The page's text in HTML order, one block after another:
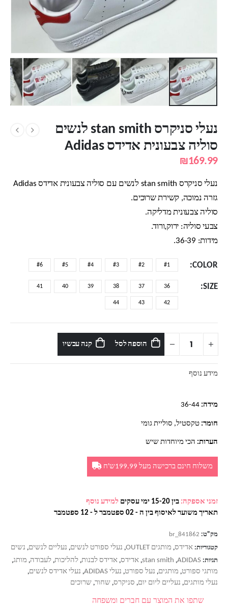
נעלי סניקרס stan smith לנשים
סוליה צבעונית אדידס Adidas
₪169.99
נעלי סניקרס stan smith לנשים עם סוליה צבעונית אדידס Adidas
גזרה נמוכה, קשירת שרוכים.
סוליה צבעונית מדליקה.
צבעי סוליה: ירוק,ורוד.
מידות: 36-39.
COLOR
#1
#2
#3
#4
#5
#6
SIZE
36
37
38
39
40
41
42
43
44
הוספה לסל קנה עכשיו
מידע נוסף
מידה: 36-44
חומר: טקסטיל, סוליית גומי
הערות: הכי מיוחדות שיש
משלוח חינם ברכישה מעל 199.99ש'ח
זמני אספקה: בין 15-20 ימי עסקים
למידע נוסף
תאריך משוער לאיסוף בין ה - 02 ספטמבר ל - 12 ספטמבר
מק"ט: br_841862
קטגוריות: אדידס, מותגים OUTLET , נעלי ספורט לנשים, נעליים לנשים, נשים
תגיות: ADIDAS
,
stan smith
, אדידס, אדידס לבנות, להליכות, לעבודה, מותג,
מותגי ספורט, מותגים, נעל ספורט, נעלי ADIDAS , נעלי אדידס לנשים,
נעלי מותגים, נעליים ליום יום, סניקרס, שחור, שרוכים
שתפו את המוצר עם חברים ומשפחה